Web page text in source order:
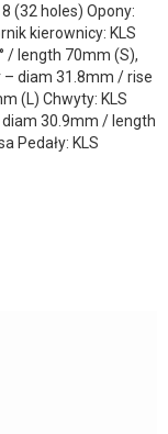
(32 holes) Opony:
kierownicy: KLS
/ length 70mm (S),
– diam 31.8mm / rise
(L) Chwyty: KLS
diam 30.9mm / length
Pedały: KLS